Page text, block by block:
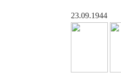
23.09.1944